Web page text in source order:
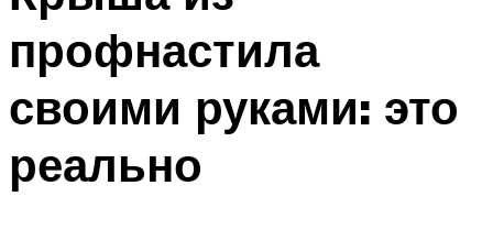
профнастила
своими руками: это
реально